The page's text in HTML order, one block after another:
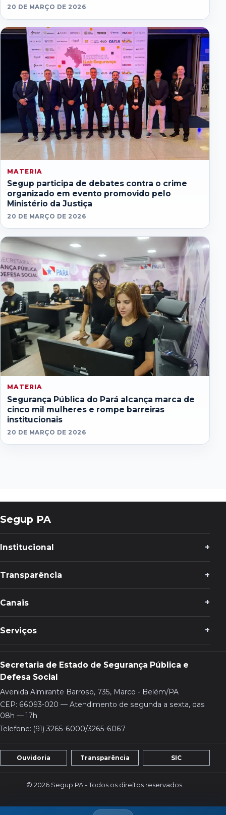
20 DE MARÇO DE 2026
MATERIA
Segup participa de debates contra o crime
organizado em evento promovido pelo
Ministério da Justiça
20 DE MARÇO DE 2026
MATERIA
Segurança Pública do Pará alcança marca de
cinco mil mulheres e rompe barreiras
institucionais
20 DE MARÇO DE 2026
Segup PA
Institucional
Transparência
Canais
Serviços
Secretaria de Estado de Segurança Pública e
Defesa Social
Avenida Almirante Barroso, 735, Marco - Belém/PA
CEP: 66093-020 — Atendimento de segunda a sexta, das
08h — 17h
Telefone: (91) 3265-6000/3265-6067
Ouvidoria Transparência SIC
© 2026 Segup PA - Todos os direitos reservados.